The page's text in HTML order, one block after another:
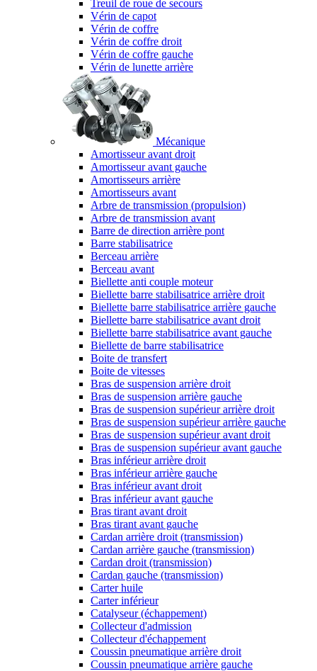
Treuil de roue de secours
Vérin de capot
Vérin de coffre
Vérin de coffre droit
Vérin de coffre gauche
Vérin de lunette arrière
Mécanique
Amortisseur avant droit
Amortisseur avant gauche
Amortisseurs arrière
Amortisseurs avant
Arbre de transmission (propulsion)
Arbre de transmission avant
Barre de direction arrière pont
Barre stabilisatrice
Berceau arrière
Berceau avant
Biellette anti couple moteur
Biellette barre stabilisatrice arrière droit
Biellette barre stabilisatrice arrière gauche
Biellette barre stabilisatrice avant droit
Biellette barre stabilisatrice avant gauche
Biellette de barre stabilisatrice
Boite de transfert
Boite de vitesses
Bras de suspension arrière droit
Bras de suspension arrière gauche
Bras de suspension supérieur arrière droit
Bras de suspension supérieur arrière gauche
Bras de suspension supérieur avant droit
Bras de suspension supérieur avant gauche
Bras inférieur arrière droit
Bras inférieur arrière gauche
Bras inférieur avant droit
Bras inférieur avant gauche
Bras tirant avant droit
Bras tirant avant gauche
Cardan arrière droit (transmission)
Cardan arrière gauche (transmission)
Cardan droit (transmission)
Cardan gauche (transmission)
Carter huile
Carter inférieur
Catalyseur (échappement)
Collecteur d'admission
Collecteur d'échappement
Coussin pneumatique arrière droit
Coussin pneumatique arrière gauche